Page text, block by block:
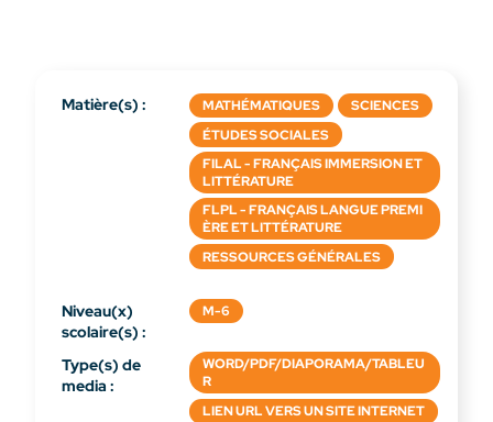
Matière(s) : MATHÉMATIQUES
SCIENCES
ÉTUDES SOCIALES
FILAL - FRANÇAIS IMMERSION ET
LITTÉRATURE
FLPL - FRANÇAIS LANGUE PREMI
ÈRE ET LITTÉRATURE
RESSOURCES GÉNÉRALES
Niveau(x)
scolaire(s) :
M-6
Type(s) de
media :
WORD/PDF/DIAPORAMA/TABLEU
R
LIEN URL VERS UN SITE INTERNET